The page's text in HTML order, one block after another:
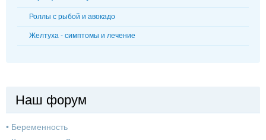
Роллы с рыбой и авокадо
Желтуха - симптомы и лечение
Наш форум
• Беременность